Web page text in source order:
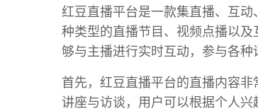
红豆直播平台是一款集直播、互
种类型的直播节目、视频点播以
够与主播进行实时互动，参与各种
首先，红豆直播平台的直播内容
讲座与访谈，用户可以根据个人